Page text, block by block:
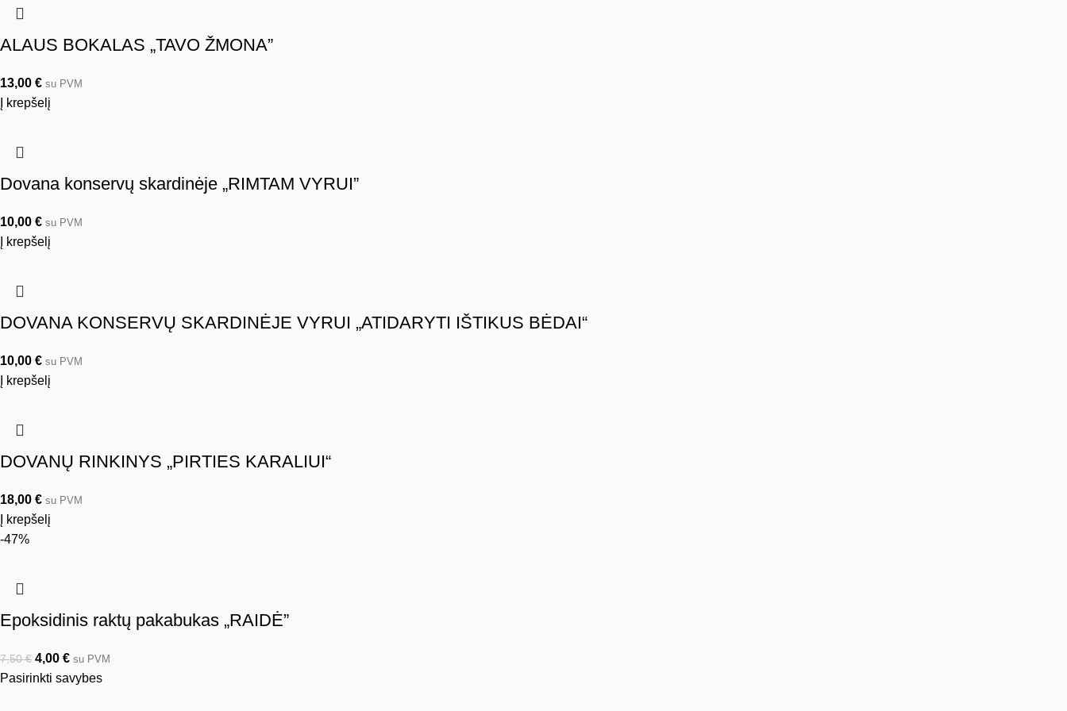
ALAUS BOKALAS „TAVO ŽMONA”
13,00 € su PVM
Į krepšelį
Dovana konservų skardinėje „RIMTAM VYRUI”
10,00 € su PVM
Į krepšelį
DOVANA KONSERVŲ SKARDINĖJE VYRUI „ATIDARYTI IŠTIKUS BĖDAI“
10,00 € su PVM
Į krepšelį
DOVANŲ RINKINYS „PIRTIES KARALIUI“
18,00 € su PVM
Į krepšelį
-47%
Epoksidinis raktų pakabukas „RAIDĖ”
7,50€ 4,00 € su PVM
Pasirinkti savybes